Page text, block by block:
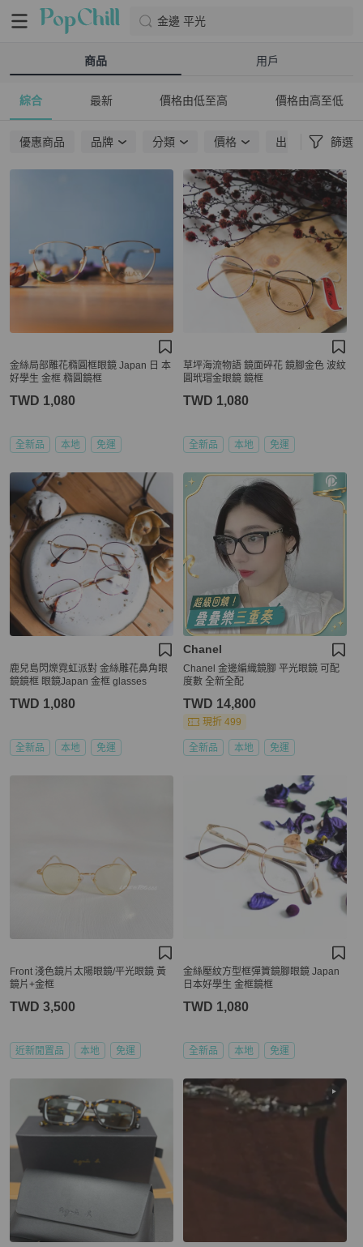
金邊 平光
商品 用戶
綜合 最新 價格由低至高 價格由高至低
優惠商品 品牌 分類 價格 出貨地點 篩選
金絲局部雕花橢圓框眼鏡 Japan 日 本
好學生 金框 橢圓鏡框
TWD 1,080
全新品 本地 免運
草坪海流物語 鏡面碎花 鏡腳金色 波紋
圓玳瑁金眼鏡 鏡框
TWD 1,080
全新品 本地 免運
鹿兒島閃爍霓虹派對 金絲雕花鼻角眼
鏡鏡框 眼鏡Japan 金框 glasses
TWD 1,080
全新品 本地 免運
Chanel
Chanel 金邊編織鏡腳 平光眼鏡 可配
度數 全新全配
TWD 14,800
現折 499
全新品 本地 免運
Front 淺色鏡片太陽眼鏡/平光眼鏡 黃
鏡片+金框
TWD 3,500
近新閒置品 本地 免運
金絲壓紋方型框彈篢鏡腳眼鏡 Japan
日本好學生 金框鏡框
TWD 1,080
全新品 本地 免運